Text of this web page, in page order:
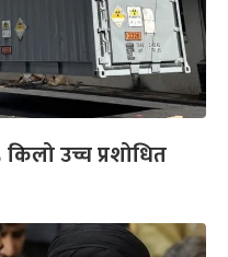
उच्च प्रशोधित